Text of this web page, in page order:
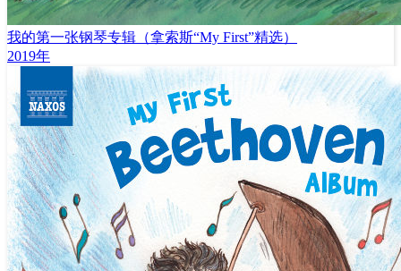
我的第一张钢琴专辑（拿索斯“My First”精选）
2019年